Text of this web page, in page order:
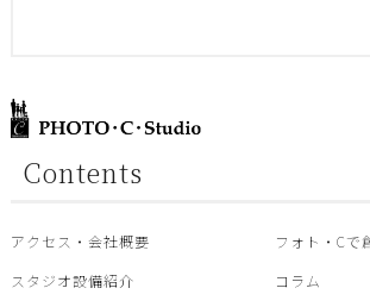
Contents
アクセス・会社概要
スタジオ設備紹介
フォト・Cで
コラム